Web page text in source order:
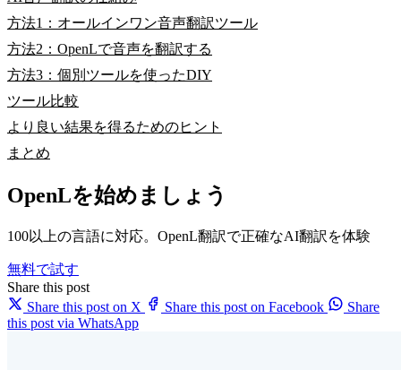
方法1：オールインワン音声翻訳ツール
方法2：OpenLで音声を翻訳する
方法3：個別ツールを使ったDIY
ツール比較
より良い結果を得るためのヒント
まとめ
OpenLを始めましょう
100以上の言語に対応。OpenL翻訳で正確なAI翻訳を体験
無料で試す
Share this post
Share this post on X
Share this post on Facebook
Share
this post via WhatsApp